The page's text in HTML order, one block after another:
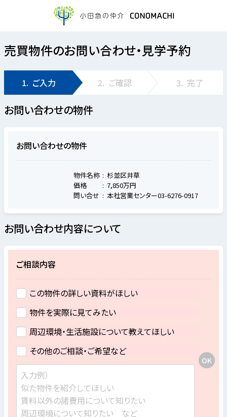
売買物件のお問い合わせ・見学予約
1. ご入力 2. ご確認 3. 完了
お問い合わせの物件
お問い合わせの物件
物件名称
杉並区井草
価格
7,850万円
問い合せ
本社営業センター03-6276-0917
お問い合わせ内容について
ご相談内容
この物件の詳しい資料がほしい
物件を実際に見てみたい
周辺環境・生活施設について教えてほしい
その他のご相談・ご希望など